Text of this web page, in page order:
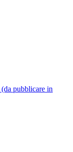
pubblicare in